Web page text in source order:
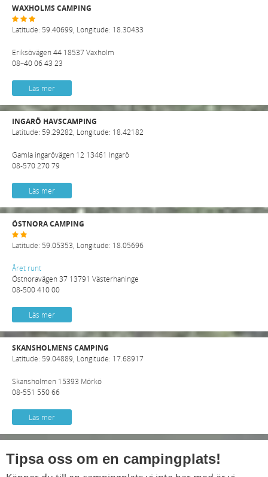
WAXHOLMS CAMPING
Latitude: 59.40699, Longitude: 18.30433
Eriksövägen 44 18537 Vaxholm
08–40 06 43 23
Läs mer
INGARÖ HAVSCAMPING
Latitude: 59.29282, Longitude: 18.42182
Gamla ingarövägen 12 13461 Ingarö
08-570 270 79
Läs mer
ÖSTNORA CAMPING
Latitude: 59.05353, Longitude: 18.05696
Året runt
Östnoravägen 37 13791 Västerhaninge
08-500 410 00
Läs mer
SKANSHOLMENS CAMPING
Latitude: 59.04889, Longitude: 17.68917
Skansholmen 15393 Mörkö
08-551 550 66
Läs mer
Tipsa oss om en campingplats!